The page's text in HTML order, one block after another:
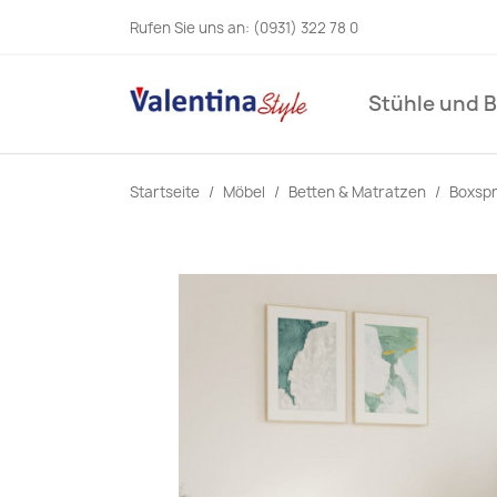
Rufen Sie uns an: (0931) 322 78 0
Stühle und
Startseite Möbel Betten & Matratzen